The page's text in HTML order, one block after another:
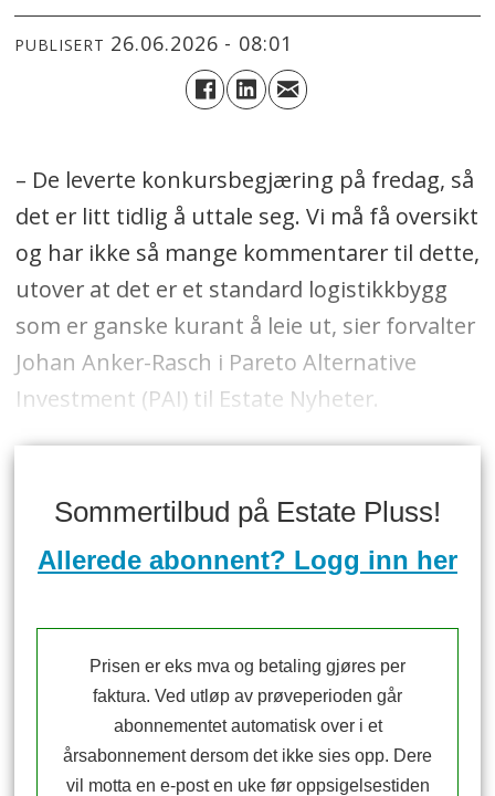
PUBLISERT 26.06.2026 - 08:01
– De leverte konkursbegjæring på fredag, så
det er litt tidlig å uttale seg. Vi må få oversikt
og har ikke så mange kommentarer til dette,
utover at det er et standard logistikkbygg
som er ganske kurant å leie ut, sier forvalter
Johan Anker-Rasch i Pareto Alternative
Investment (PAI) til Estate Nyheter.
Sommertilbud på Estate Pluss!
Allerede abonnent? Logg inn her
Prisen er eks mva og betaling gjøres per
faktura. Ved utløp av prøveperioden går
abonnementet automatisk over i et
årsabonnement dersom det ikke sies opp. Dere
vil motta en e-post en uke før oppsigelsestiden